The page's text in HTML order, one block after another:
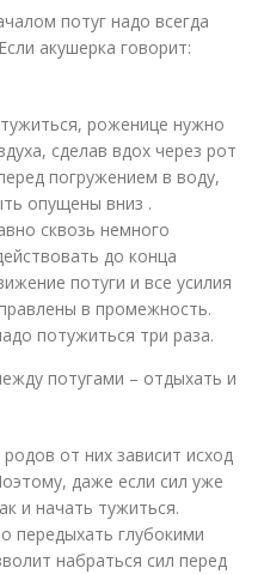
потуг надо всегда
акушерка говорит:
роженице нужно
сделав вдох через рот
погружением в воду,
опущены вниз .
сквозь немного
до конца
потуги и все усилия
в промежность.
потужиться три раза.
потугами – отдыхать и
от них зависит исход
даже если сил уже
и начать тужиться.
передыхать глубокими
набраться сил перед